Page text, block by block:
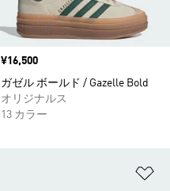
価格
¥16,500
ガゼル ボールド / Gazelle Bold
オリジナルス
13 カラー